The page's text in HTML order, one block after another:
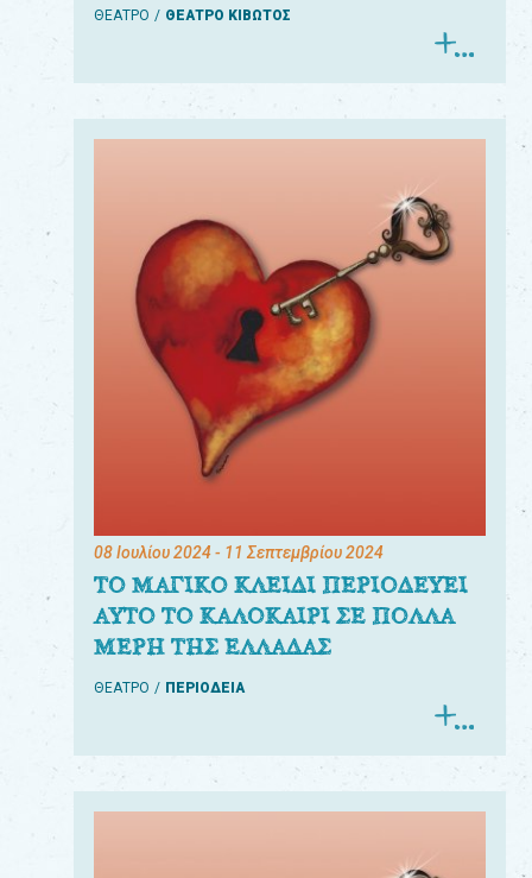
ΘΕΑΤΡΟ ΘΕΑΤΡΟ ΚΙΒΩΤΟΣ
08 Ιουλίου 2024- 11 Σεπτεμβρίου 2024
ΤΟ ΜΑΓΙΚΟ ΚΛΕΙΔΙ ΠΕΡΙΟΔΕΥΕΙ
ΑΥΤΟ ΤΟ ΚΑΛΟΚΑΙΡΙ ΣΕ ΠΟΛΛΑ
ΜΕΡΗ ΤΗΣ ΕΛΛΑΔΑΣ
ΘΕΑΤΡΟ ΠΕΡΙΟΔΕΙΑ